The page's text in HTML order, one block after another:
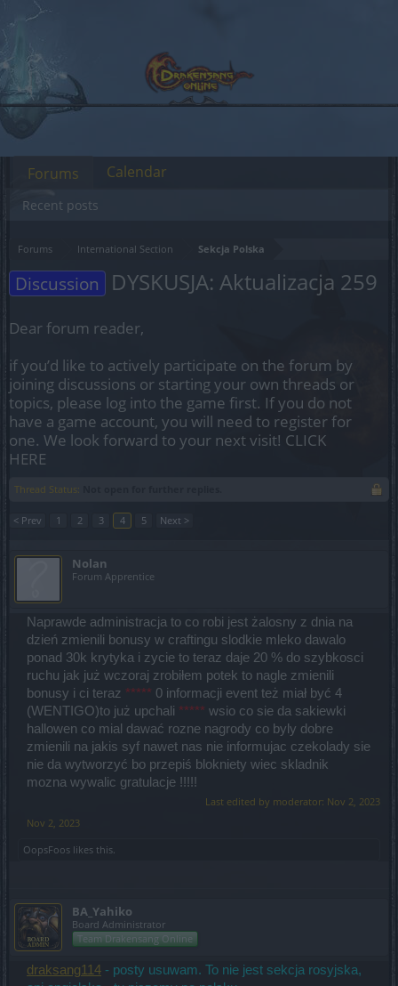
Forums International Section Sekcja Polska
Discussion DYSKUSJA: Aktualizacja 259
Dear forum reader,
if you’d like to actively participate on the forum by
joining discussions or starting your own threads or
topics, please log into the game first. If you do not
have a game account, you will need to register for
one. We look forward to your next visit! CLICK
HERE
Thread Status:
< Prev 1 2 3 4 5 Next >
Nolan
Forum Apprentice
Naprawde administracja to co robi jest żalosny z dnia na
dzień zmienili bonusy w craftingu slodkie mleko dawalo
ponad 30k krytyka i zycie to teraz daje 20 % do szybkosci
ruchu jak już wczoraj zrobiłem potek to nagle zmienili
bonusy i ci teraz ***** 0 informacji event też miał być 4
(WENTIGO)to już upchali ***** wsio co sie da sakiewki
hallowen co mial dawać rozne nagrody co byly dobre
zmienili na jakis syf nawet nas nie informujac czekolady sie
nie da wytworzyć bo przepiś blokniety wiec skladnik
mozna wywalic gratulacje !!!!!
Last edited by moderator: Nov 2, 2023
Nov 2, 2023
OopsFoos likes this.
BA_Yahiko
Board Administrator
Team Drakensang Online
draksang114 - posty usuwam. To nie jest sekcja rosyjska,
Forums
Recent posts
Calendar